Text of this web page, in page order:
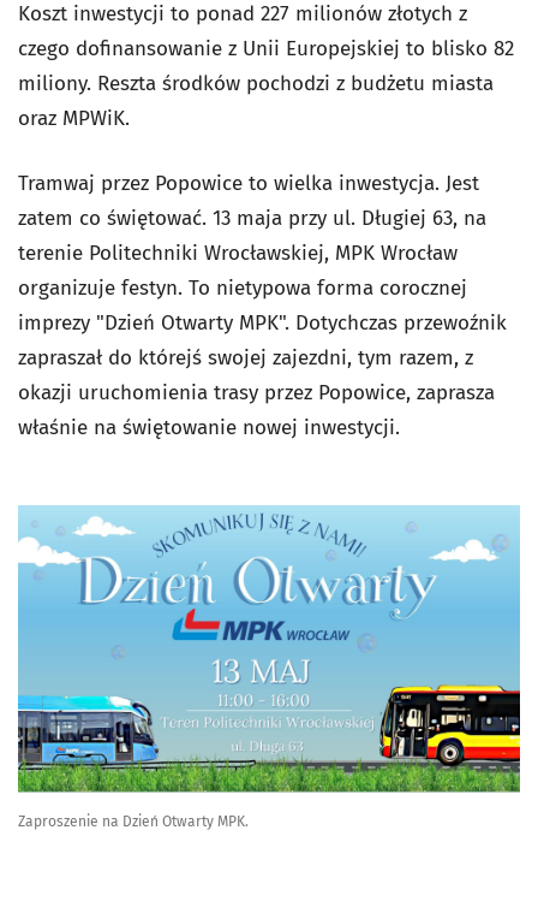
Koszt inwestycji to ponad 227 milionów złotych z
czego dofinansowanie z Unii Europejskiej to blisko 82
miliony. Reszta środków pochodzi z budżetu miasta
oraz MPWiK.
Tramwaj przez Popowice to wielka inwestycja. Jest
zatem co świętować. 13 maja przy ul. Długiej 63, na
terenie Politechniki Wrocławskiej, MPK Wrocław
organizuje festyn. To nietypowa forma corocznej
imprezy "Dzień Otwarty MPK". Dotychczas przewoźnik
zapraszał do którejś swojej zajezdni, tym razem, z
okazji uruchomienia trasy przez Popowice, zaprasza
właśnie na świętowanie nowej inwestycji.
Zaproszenie na Dzień Otwarty MPK.